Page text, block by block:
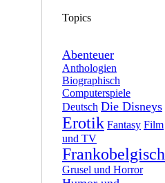
Topics
Abenteuer
Anthologien
Biographisch
Computerspiele
Deutsch Die Disneys
Erotik Fantasy Film
und TV
Frankobelgisch
Grusel und Horror